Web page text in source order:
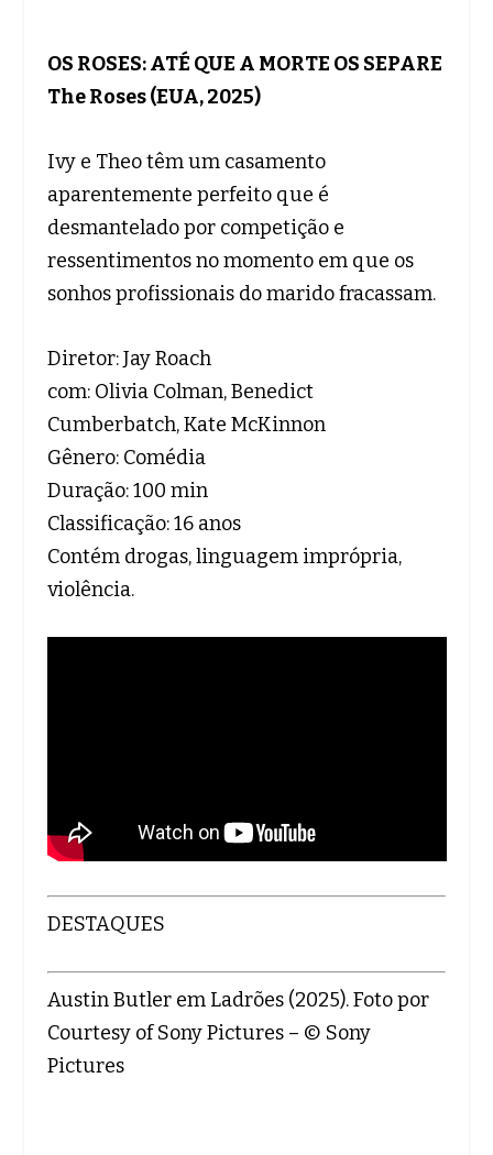
OS ROSES: ATÉ QUE A MORTE OS SEPARE
The Roses (EUA, 2025)
Ivy e Theo têm um casamento
aparentemente perfeito que é
desmantelado por competição e
ressentimentos no momento em que os
sonhos profissionais do marido fracassam.
Diretor: Jay Roach
com: Olivia Colman, Benedict
Cumberbatch, Kate McKinnon
Gênero: Comédia
Duração: 100 min
Classificação: 16 anos
Contém drogas, linguagem imprópria,
violência.
DESTAQUES
Austin Butler em Ladrões (2025). Foto por
Courtesy of Sony Pictures – © Sony
Pictures